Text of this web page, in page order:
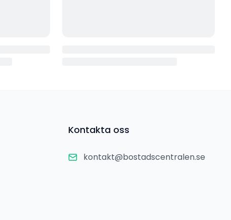
Kontakta oss
kontakt@bostadscentralen.se